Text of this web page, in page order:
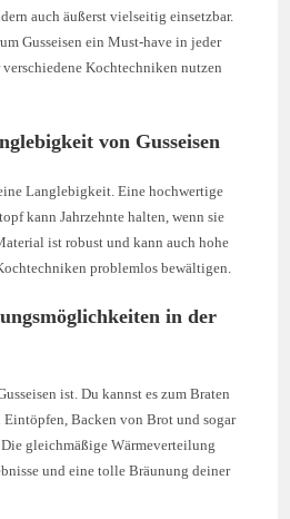
auch äußerst vielseitig einsetzbar.
Gusseisen ein Must-have in jeder
Kochtechniken nutzen
von Gusseisen
Langlebigkeit. Eine hochwertige
kann Jahrzehnte halten, wenn sie
ist robust und kann auch hohe
problemlos bewältigen.
in der
ist. Du kannst es zum Braten
Backen von Brot und sogar
gleichmäßige Wärmeverteilung
und eine tolle Bräunung deiner